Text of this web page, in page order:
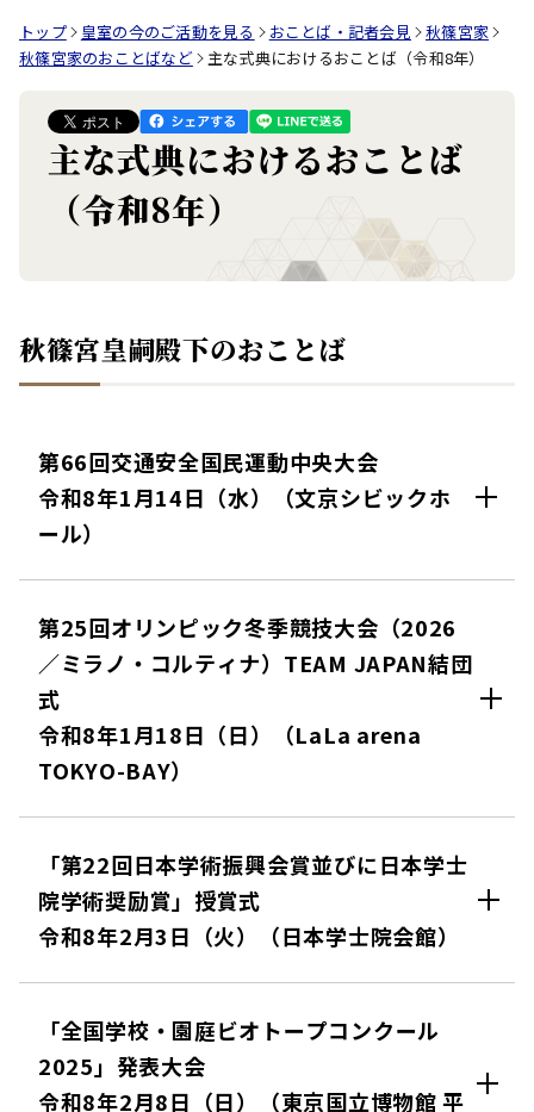
トップ 皇室の今のご活動を見る おことば・記者会見
秋篠宮家
秋篠宮家のおことばなど
主な式典におけるおことば（令和8年）
主な式典におけるおことば
（令和8年）
秋篠宮皇嗣殿下のおことば
第66回交通安全国民運動中央大会
令和8年1月14日（水）（文京シビックホ
ール）
第25回オリンピック冬季競技大会（2026
／ミラノ・コルティナ）TEAM JAPAN結団
式
令和8年1月18日（日）（LaLa arena
TOKYO-BAY）
「第22回日本学術振興会賞並びに日本学士
院学術奨励賞」授賞式
令和8年2月3日（火）（日本学士院会館）
「全国学校・園庭ビオトープコンクール
2025」発表大会
令和8年2月8日（日）（東京国立博物館 平